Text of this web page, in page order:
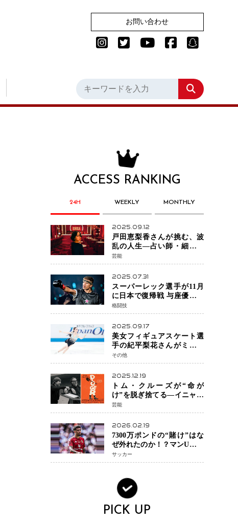
お問い合わせ
ACCESS RANKING
24H WEEKLY MONTHLY
2025.09.12
戸田恵梨香さんが挑む、波
乱の人生―占い師・細木数
子をNetflixで実写化
芸能
2025.07.31
スーパーレック選手が11月
に日本で復帰戦 与座優貴選
手との激突に「すべての技
術を見せたい」
格闘技
2025.09.17
美女フィギュアスケート選
手の紀平梨花さんがミラノ
五輪出場断念 中部選手権欠
場を発表「安全最優先の判
断」
その他
2025.12.19
トム・クルーズが“命が
け”を脱ぎ捨てる―イニャリ
トゥ監督と挑む前代未聞の
大惨事コメディ「DIGGER
ディガー」始動
芸能
2026.02.19
7300万ポンドの“賭け”はな
ぜ外れたのか！？マンU、サ
ンチョをフリー放出
へ・・・補強戦略の転換点
サッカー
PICK UP